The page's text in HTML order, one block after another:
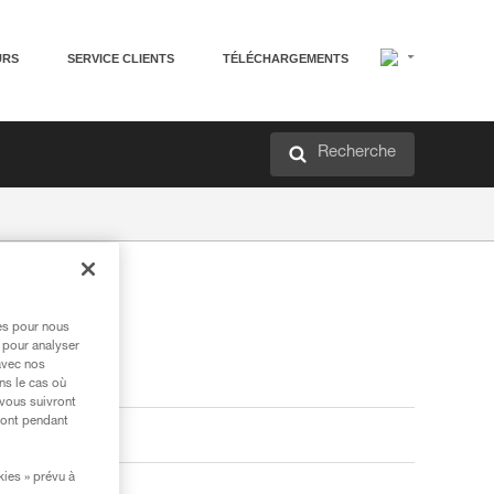
SERVICE CLIENTS TÉLÉCHARGEMENTS
Recherche
pour nous
analyser
nos
le cas où
suivront
pendant
» prévu à